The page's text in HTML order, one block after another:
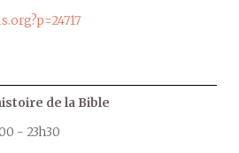
de la Bible
- 23h30